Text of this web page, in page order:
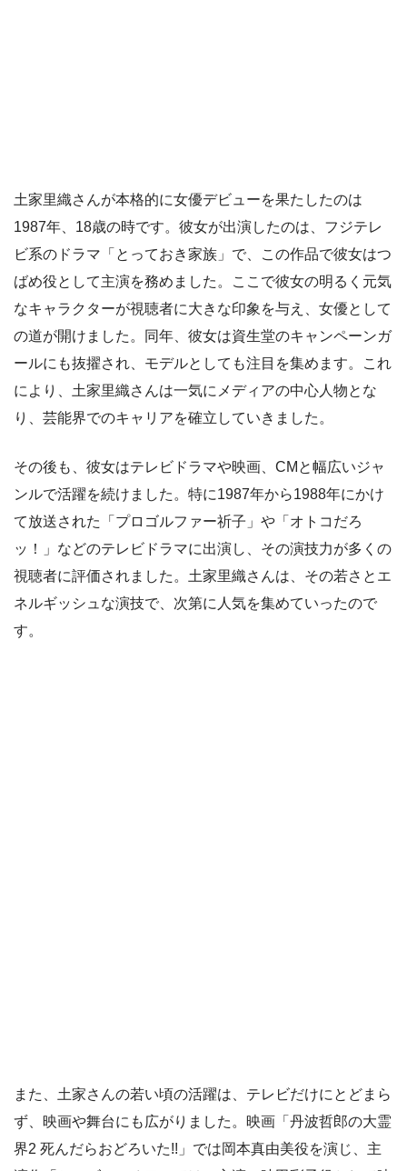
土家里織さんが本格的に女優デビューを果たしたのは
1987年、18歳の時です。彼女が出演したのは、フジテレ
ビ系のドラマ「とっておき家族」で、この作品で彼女はつ
ばめ役として主演を務めました。ここで彼女の明るく元気
なキャラクターが視聴者に大きな印象を与え、女優として
の道が開けました。同年、彼女は資生堂のキャンペーンガ
ールにも抜擢され、モデルとしても注目を集めます。これ
により、土家里織さんは一気にメディアの中心人物とな
り、芸能界でのキャリアを確立していきました。
その後も、彼女はテレビドラマや映画、CMと幅広いジャ
ンルで活躍を続けました。特に1987年から1988年にかけ
て放送された「プロゴルファー祈子」や「オトコだろ
ッ！」などのテレビドラマに出演し、その演技力が多くの
視聴者に評価されました。土家里織さんは、その若さとエ
ネルギッシュな演技で、次第に人気を集めていったので
す。
また、土家さんの若い頃の活躍は、テレビだけにとどまら
ず、映画や舞台にも広がりました。映画「丹波哲郎の大霊
界2 死んだらおどろいた!!」では岡本真由美役を演じ、主